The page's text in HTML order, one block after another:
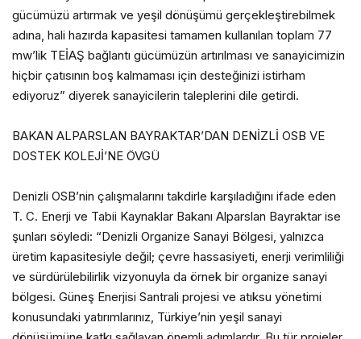
gücümüzü artırmak ve yeşil dönüşümü gerçekleştirebilmek
adına, hali hazırda kapasitesi tamamen kullanılan toplam 77
mw’lik TEİAŞ bağlantı gücümüzün artırılması ve sanayicimizin
hiçbir çatısının boş kalmaması için desteğinizi istirham
ediyoruz” diyerek sanayicilerin taleplerini dile getirdi.
BAKAN ALPARSLAN BAYRAKTAR’DAN DENİZLİ OSB VE
DOSTEK KOLEJİ’NE ÖVGÜ
Denizli OSB’nin çalışmalarını takdirle karşıladığını ifade eden
T. C. Enerji ve Tabii Kaynaklar Bakanı Alparslan Bayraktar ise
şunları söyledi: “Denizli Organize Sanayi Bölgesi, yalnızca
üretim kapasitesiyle değil; çevre hassasiyeti, enerji verimliliği
ve sürdürülebilirlik vizyonuyla da örnek bir organize sanayi
bölgesi. Güneş Enerjisi Santrali projesi ve atıksu yönetimi
konusundaki yatırımlarınız, Türkiye’nin yeşil sanayi